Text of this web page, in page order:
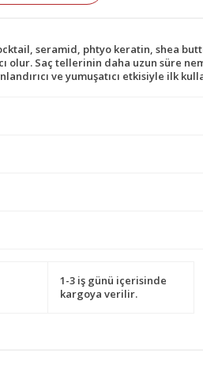
seramid, phtyo keratin, shea
olur. Saç tellerinin daha uzun süre
ve yumuşatıcı etkisiyle ilk
1-3 iş günü içerisinde
kargoya verilir.